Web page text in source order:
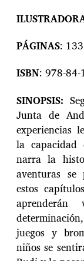
PÁGINAS: 133
ISBN: 978-
SINOPSIS:
Junta de
experiencias
la capacidad
narra la
aventuras se
estos
juegos y
niños se